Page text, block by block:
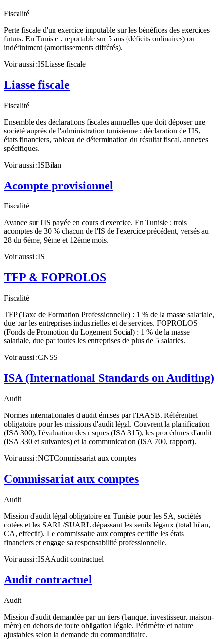
Fiscalité
Perte fiscale d'un exercice imputable sur les bénéfices des exercices
futurs. En Tunisie : reportable sur 5 ans (déficits ordinaires) ou
indéfiniment (amortissements différés).
Voir aussi :ISLiasse fiscale
Liasse fiscale
Fiscalité
Ensemble des déclarations fiscales annuelles que doit déposer une
société auprès de l'administration tunisienne : déclaration de l'IS,
états financiers, tableau de détermination du résultat fiscal, annexes
spécifiques.
Voir aussi :ISBilan
Acompte provisionnel
Fiscalité
Avance sur l'IS payée en cours d'exercice. En Tunisie : trois
acomptes de 30 % chacun de l'IS de l'exercice précédent, versés au
28 du 6ème, 9ème et 12ème mois.
Voir aussi :IS
TFP & FOPROLOS
Fiscalité
TFP (Taxe de Formation Professionnelle) : 1 % de la masse salariale,
due par les entreprises industrielles et de services. FOPROLOS
(Fonds de Promotion du Logement Social) : 1 % de la masse
salariale, due par toutes les entreprises de plus de 5 salariés.
Voir aussi :CNSS
ISA (International Standards on Auditing)
Audit
Normes internationales d'audit émises par l'IAASB. Référentiel
obligatoire pour les missions d'audit légal. Couvrent la planification
(ISA 300), l'évaluation des risques (ISA 315), les procédures d'audit
(ISA 330 et suivantes) et la communication (ISA 700, rapport).
Voir aussi :NCTCommissariat aux comptes
Commissariat aux comptes
Audit
Mission d'audit légal obligatoire en Tunisie pour les SA, sociétés
cotées et les SARL/SUARL dépassant les seuils légaux (total bilan,
CA, effectif). Le commissaire aux comptes certifie les états
financiers et engage sa responsabilité professionnelle.
Voir aussi :ISAAudit contractuel
Audit contractuel
Audit
Mission d'audit demandée par un tiers (banque, investisseur, maison-
mère) en dehors de toute obligation légale. Périmètre et nature
ajustables selon la demande du commanditaire.